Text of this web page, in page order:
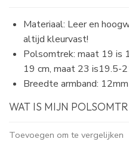
Materiaal: Leer en
altijd kleurvast!
Polsomtrek: maat 19 is
19 cm, maat 23 is19.5-
Breedte armband: 12mm
WAT IS MIJN
Toevoegen om te vergelijken